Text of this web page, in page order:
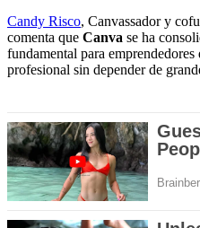
Candy Risco, Canvassador y
comenta que Canva se ha
fundamental para
profesional sin depender de